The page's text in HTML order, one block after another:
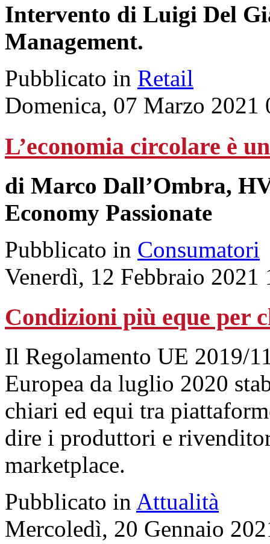
Intervento di Luigi Del
Management.
Pubblicato in Retail
Domenica, 07 Marzo 2021
L’economia circolare è
di Marco Dall’Ombra,
Economy Passionate
Pubblicato in Consumatori
Venerdì, 12 Febbraio 2021
Condizioni più eque per
Il Regolamento UE 2019/
Europea da luglio 2020
chiari ed equi tra
dire i produttori e
marketplace.
Pubblicato in Attualità
Mercoledì, 20 Gennaio